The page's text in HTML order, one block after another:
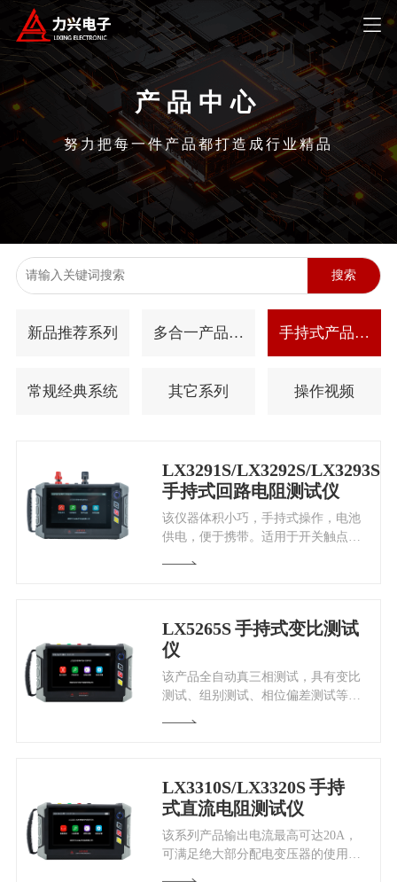
产品中心
努力把每一件产品都打造成行业精品
搜索
新品推荐系列
多合一产品系
手持式产品系
列
常规经典系统 其它系列 操作视频
LX3291S/LX3292S/LX3293S
手持式回路电阻测试仪
该仪器体积小巧，手持式操作，电池
供电，便于携带。适用于开关触点的
LX5265S 手持式变比测试
仪
该产品全自动真三相测试，具有变比
测试、组别测试、相位偏差测试等功
LX3310S/LX3320S 手持
式直流电阻测试仪
该系列产品输出电流最高可达20A，
可满足绝大部分配电变压器的使用。